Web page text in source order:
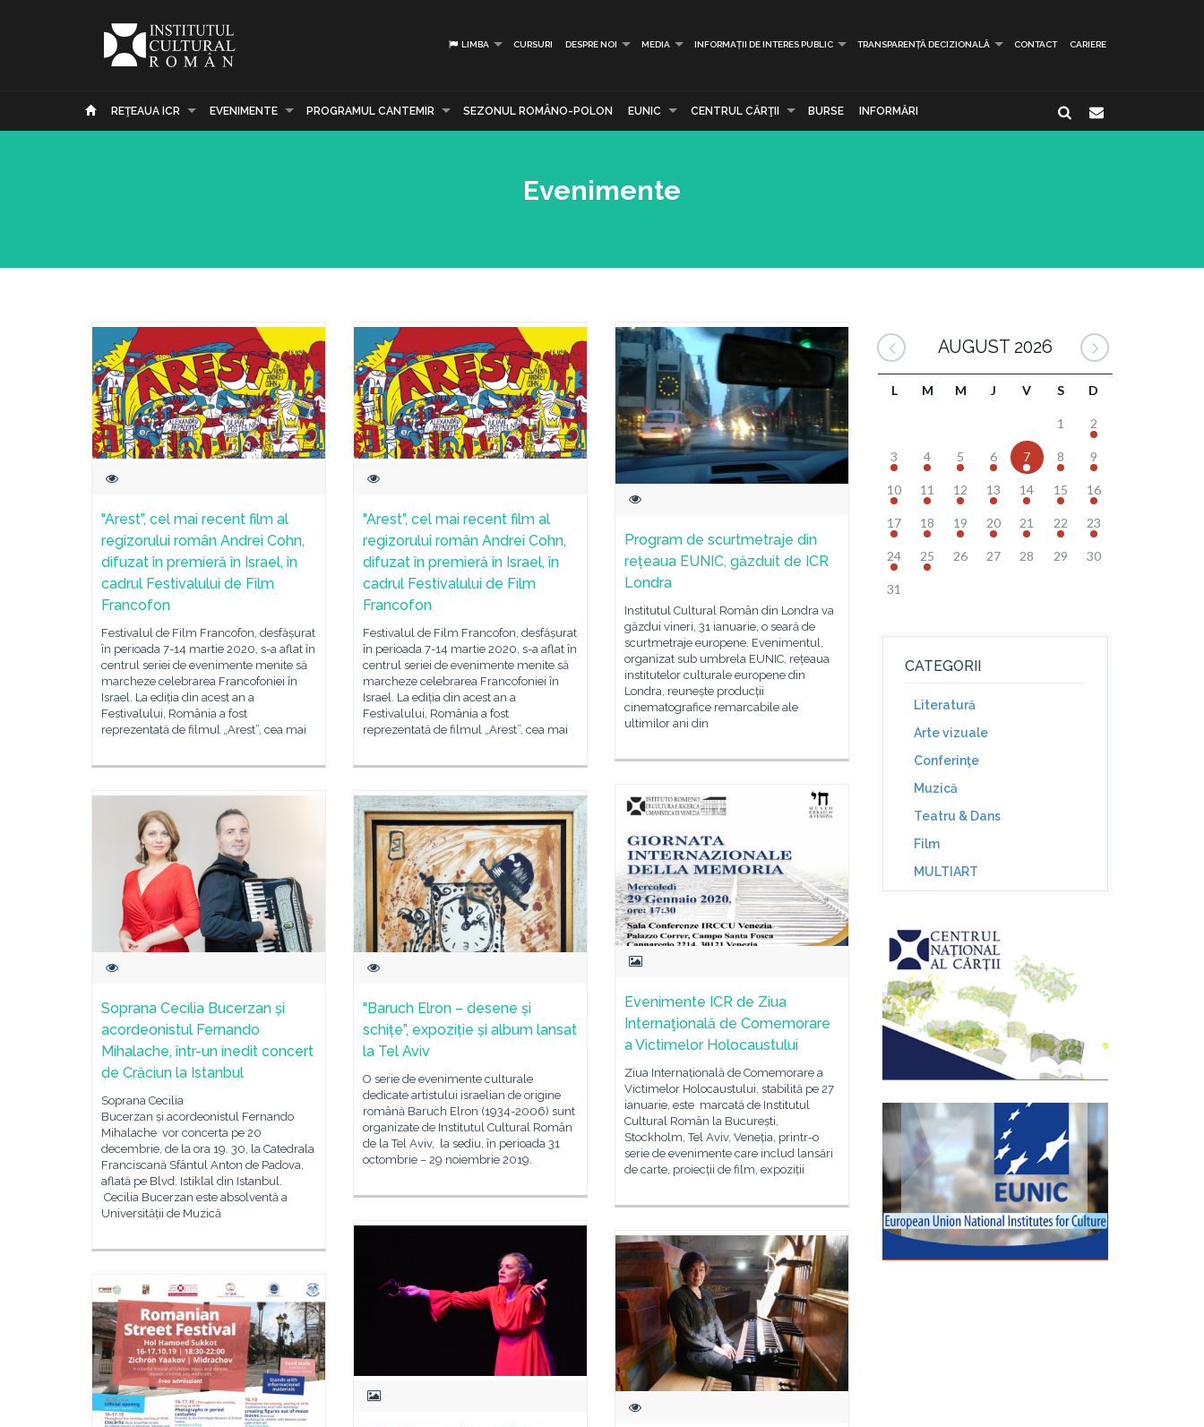
LIMBA CURSURI DESPRE NOI MEDIA INFORMAȚII DE INTERES PUBLIC TRANSPARENȚĂ DECIZIONALĂ CONTACT CARIERE
REŢEAUA ICR EVENIMENTE PROGRAMUL CANTEMIR SEZONUL ROMÂNO-POLON EUNIC CENTRUL CĂRŢII BURSE INFORMĂRI
Evenimente
"Arest”, cel mai recent film al
regizorului român Andrei Cohn,
difuzat în premieră în Israel, în
cadrul Festivalului de Film
Francofon
Festivalul de Film Francofon, desfășurat
în perioada 7-14 martie 2020, s-a aflat în
centrul seriei de evenimente menite să
marcheze celebrarea Francofoniei în
Israel. La ediția din acest an a
Festivalului, România a fost
reprezentată de filmul „Arest”, cea mai
"Arest”, cel mai recent film al
regizorului român Andrei Cohn,
difuzat în premieră în Israel, în
cadrul Festivalului de Film
Francofon
Festivalul de Film Francofon, desfășurat
în perioada 7-14 martie 2020, s-a aflat în
centrul seriei de evenimente menite să
marcheze celebrarea Francofoniei în
Israel. La ediția din acest an a
Festivalului, România a fost
reprezentată de filmul „Arest”, cea mai
Program de scurtmetraje din
rețeaua EUNIC, găzduit de ICR
Londra
Institutul Cultural Român din Londra va
găzdui vineri, 31 ianuarie, o seară de
scurtmetraje europene. Evenimentul,
organizat sub umbrela EUNIC, rețeaua
institutelor culturale europene din
Londra, reunește producții
cinematografice remarcabile ale
ultimilor ani din
Evenimente ICR de Ziua
Internaţională de Comemorare
a Victimelor Holocaustului
Ziua Internațională de Comemorare a
Victimelor Holocaustului, stabilită pe 27
ianuarie, este marcată de Institutul
Cultural Român la București,
Stockholm, Tel Aviv, Veneția, printr-o
serie de evenimente care includ lansări
de carte, proiecții de film, expoziții
Soprana Cecilia Bucerzan și
acordeonistul Fernando
Mihalache, într-un inedit concert
de Crăciun la Istanbul
Soprana Cecilia
Bucerzan și acordeonistul Fernando
Mihalache vor concerta pe 20
decembrie, de la ora 19. 30, la Catedrala
Franciscană Sfântul Anton de Padova,
aflată pe Blvd. Istiklal din Istanbul.
Cecilia Bucerzan este absolventă a
Universității de Muzică
"Baruch Elron – desene și
schițe”, expoziție și album lansat
la Tel Aviv
O serie de evenimente culturale
dedicate artistului israelian de origine
română Baruch Elron (1934-2006) sunt
organizate de Institutul Cultural Român
de la Tel Aviv, la sediu, în perioada 31
octombrie – 29 noiembrie 2019.
AUGUST 2026
L M M J V S D
1 2
3 4 5 6 7 8 9
10 11 12 13 14 15 16
17 18 19 20 21 22 23
24 25 26 27 28 29 30
31
CATEGORII
Literatură
Arte vizuale
Conferinţe
Muzică
Teatru & Dans
Film
MULTIART